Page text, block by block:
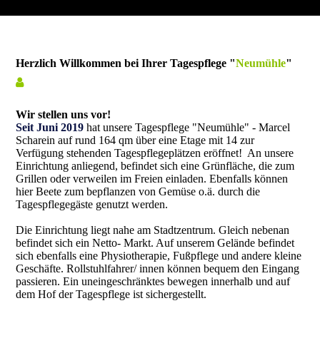
Herzlich Willkommen bei Ihrer Tagespflege "Neumühle"
Wir stellen uns vor!
Seit Juni 2019hat unsere Tagespflege "Neumühle" - Marcel
Scharein auf rund 164 qm über eine Etage mit 14 zur
Verfügung stehenden Tagespflegeplätzen eröffnet! An unsere
Einrichtung anliegend, befindet sich eine Grünfläche, die zum
Grillen oder verweilen im Freien einladen. Ebenfalls können
hier Beete zum bepflanzen von Gemüse o.ä. durch die
Tagespflegegäste genutzt werden.
Die Einrichtung liegt nahe am Stadtzentrum. Gleich nebenan
befindet sich ein Netto- Markt. Auf unserem Gelände befindet
sich ebenfalls eine Physiotherapie, Fußpflege und andere kleine
Geschäfte. Rollstuhlfahrer/ innen können bequem den Eingang
passieren. Ein uneingeschränktes bewegen innerhalb und auf
dem Hof der Tagespflege ist sichergestellt.